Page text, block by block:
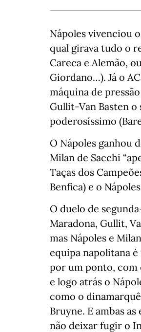
Nápoles vivenciou o
qual girava tudo o
Careca e Alemão,
Giordano…). Já o
máquina de
Gullit-Van Basten
poderosíssimo
O Nápoles ganhou
Milan de Sacchi
Taças dos
Benfica) e o
O duelo de
Maradona, Gullit,
mas Nápoles e
equipa napolitana é
por um ponto, com
e logo atrás o
como o
Bruyne. E ambas
não deixar fugir o